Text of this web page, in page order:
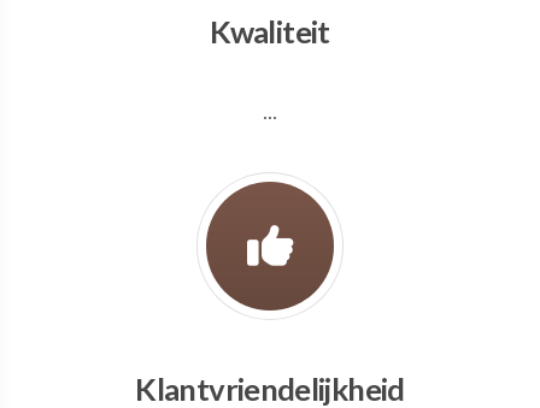
Kwaliteit
...
Klantvriendelijkheid